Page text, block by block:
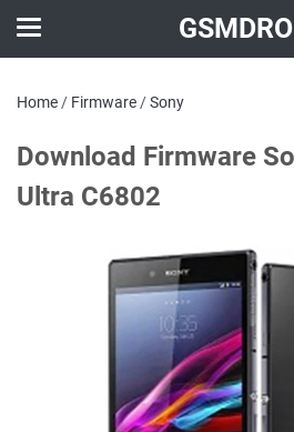
Home / Firmware /Sony
Download Firmware
Ultra C6802